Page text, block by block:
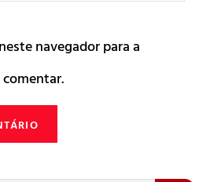
navegador para a